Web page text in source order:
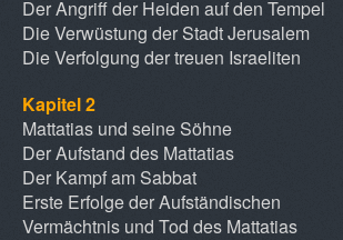
Der Angriff der Heiden auf den Tempel
Die Verwüstung der Stadt Jerusalem
Die Verfolgung der treuen Israeliten
Kapitel 2
Mattatias und seine Söhne
Der Aufstand des Mattatias
Der Kampf am Sabbat
Erste Erfolge der Aufständischen
Vermächtnis und Tod des Mattatias